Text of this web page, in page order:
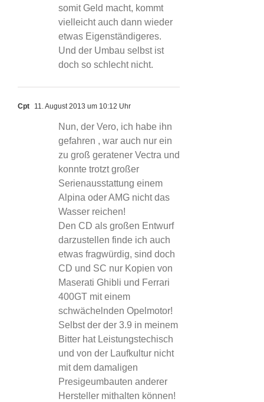
somit Geld macht, kommt
vielleicht auch dann wieder
etwas Eigenständigeres.
Und der Umbau selbst ist
doch so schlecht nicht.
Cpt 11. August 2013 um 10:12 Uhr
Nun, der Vero, ich habe ihn
gefahren , war auch nur ein
zu groß geratener Vectra und
konnte trotzt großer
Serienausstattung einem
Alpina oder AMG nicht das
Wasser reichen!
Den CD als großen Entwurf
darzustellen finde ich auch
etwas fragwürdig, sind doch
CD und SC nur Kopien von
Maserati Ghibli und Ferrari
400GT mit einem
schwächelnden Opelmotor!
Selbst der der 3.9 in meinem
Bitter hat Leistungstechisch
und von der Laufkultur nicht
mit dem damaligen
Presigeumbauten anderer
Hersteller mithalten können!